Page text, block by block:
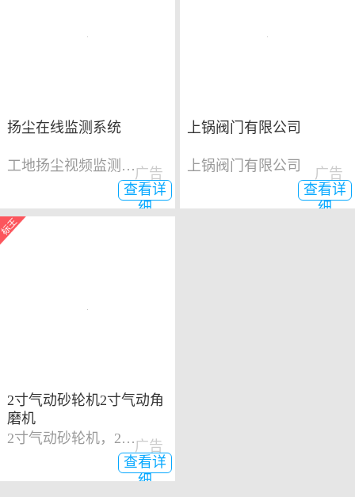
扬尘在线监测系统
工地扬尘视频监测系统
查看详
细
广告
上锅阀门有限公司
上锅阀门有限公司
查看详
细
广告
2寸气动砂轮机2寸气动角
磨机
2寸气动砂轮机，2寸气动角磨机
查看详
细
广告